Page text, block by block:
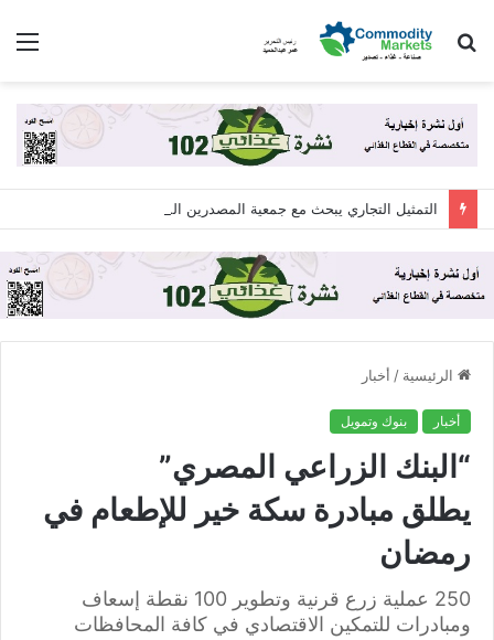
بحث
الرئيسية / أخبار
أخبار بنوك وتمويل
“البنك الزراعي المصري”
يطلق مبادرة سكة خير للإطعام في
رمضان
250 عملية زرع قرنية وتطوير 100 نقطة إسعاف
ومبادرات للتمكين الاقتصادي في كافة المحافظات